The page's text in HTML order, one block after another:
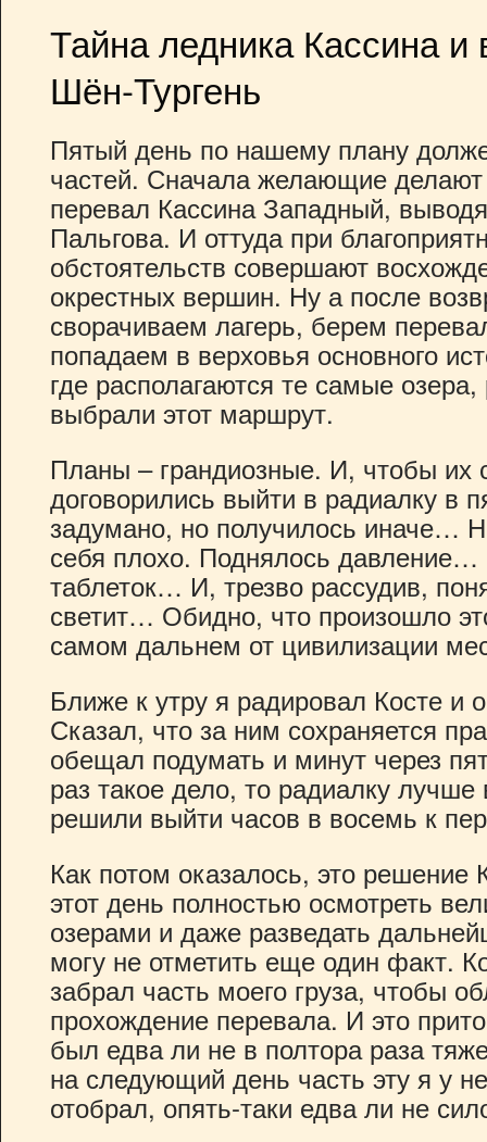
Тайна ледника Кассина
Шён-Тургень
Пятый день по нашему плану
частей. Сначала желающие
перевал Кассина Западный,
Пальгова. И оттуда при
обстоятельств совершают
окрестных вершин. Ну а после
сворачиваем лагерь, берем
попадаем в верховья основного
где располагаются те самые
выбрали этот маршрут.
Планы – грандиозные. И, чтобы их
договорились выйти в радиалку в
задумано, но получилось иначе…
себя плохо. Поднялось давление…
таблеток… И, трезво рассудив,
светит… Обидно, что произошло
самом дальнем от цивилизации
Ближе к утру я радировал Косте и
Сказал, что за ним сохраняется
обещал подумать и минут через
раз такое дело, то радиалку
решили выйти часов в восемь к
Как потом оказалось, это решение
этот день полностью осмотреть
озерами и даже разведать
могу не отметить еще один факт.
забрал часть моего груза, чтобы
прохождение перевала. И это
был едва ли не в полтора раза
на следующий день часть эту я у
отобрал, опять-таки едва ли не